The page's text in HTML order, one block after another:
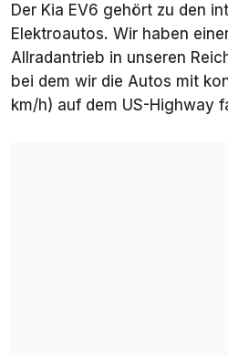
Der Kia EV6 gehört zu den
Elektroautos. Wir haben
Allradantrieb in unseren
bei dem wir die Autos mit
km/h) auf dem US-Highway